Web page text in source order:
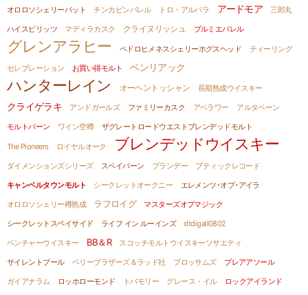
オロロソシェリーバット
チンカピンバレル トロ・アルバラ アードモア
三郎丸
ハイスピリッツ
マディラカスク クライヌリッシュ プルミエバレル
グレンアラヒー ペドロヒメネスシェリーホグスヘッド
ティーリング
セレブレーション
お買い得モルト ベンリアック
ハンターレイン オーヘントッシャン 長期熟成ウイスキー
クライゲラキ アンドガールズ ファミリーカスク アベラワー
アルタベーン
モルトバーン
ワイン空樽 ザグレートロードウエストブレンデッドモルト
The Pioneers ロイヤルオーク ブレンデッドウイスキー
ダイメンションズシリーズ スペイバーン ブランデー
ブティックレコード
キャンベルタウンモルト
シークレットオークニー
エレメンツ･オブ･アイラ
オロロソシェリー樽熟成
ラフロイグ
マスターズオブマジック
シークレットスペイサイド
ライフ イン ルーインズ
dtdigall0802
ベンチャーウイスキー
BB＆R
スコッチモルトウイスキーソサエティ
サイレントプール
ベリーブラザーズ＆ラッド社 ブロッサムズ
ブレアアソール
ガイアナラム
ロッホローモンド トバモリー グレース・イル
ロックアイランド